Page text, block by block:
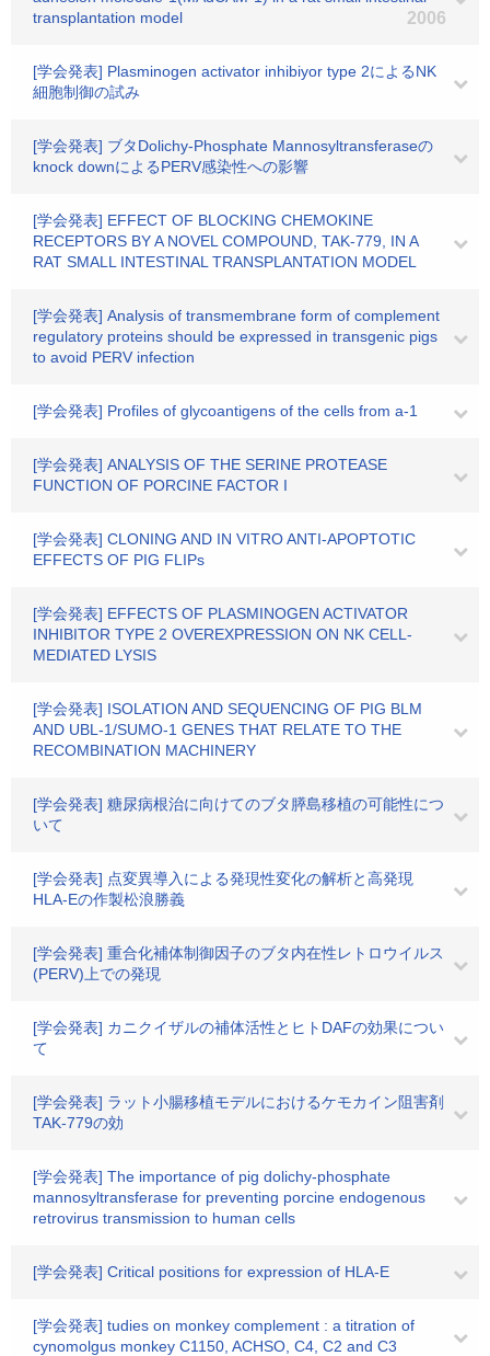
transplantation model
2006
[学会発表] Plasminogen activator inhibiyor type 2によるNK
細胞制御の試み
[学会発表] ブタDolichy-Phosphate Mannosyltransferaseの
knock downによるPERV感染性への影響
[学会発表] EFFECT OF BLOCKING CHEMOKINE
RECEPTORS BY A NOVEL COMPOUND, TAK-779, IN A
RAT SMALL INTESTINAL TRANSPLANTATION MODEL
[学会発表] Analysis of transmembrane form of complement
regulatory proteins should be expressed in transgenic pigs
to avoid PERV infection
[学会発表] Profiles of glycoantigens of the cells from a-1
[学会発表] ANALYSIS OF THE SERINE PROTEASE
FUNCTION OF PORCINE FACTOR I
[学会発表] CLONING AND IN VITRO ANTI-APOPTOTIC
EFFECTS OF PIG FLIPs
[学会発表] EFFECTS OF PLASMINOGEN ACTIVATOR
INHIBITOR TYPE 2 OVEREXPRESSION ON NK CELL-
MEDIATED LYSIS
[学会発表] ISOLATION AND SEQUENCING OF PIG BLM
AND UBL-1/SUMO-1 GENES THAT RELATE TO THE
RECOMBINATION MACHINERY
[学会発表] 糖尿病根治に向けてのブタ膵島移植の可能性につ
いて
[学会発表] 点変異導入による発現性変化の解析と高発現
HLA-Eの作製松浪勝義
[学会発表] 重合化補体制御因子のブタ内在性レトロウイルス
(PERV)上での発現
[学会発表] カニクイザルの補体活性とヒトDAFの効果につい
て
[学会発表] ラット小腸移植モデルにおけるケモカイン阻害剤
TAK-779の効
[学会発表] The importance of pig dolichy-phosphate
mannosyltransferase for preventing porcine endogenous
retrovirus transmission to human cells
[学会発表] Critical positions for expression of HLA-E
[学会発表] tudies on monkey complement : a titration of
cynomolgus monkey C1150, ACHSO, C4, C2 and C3